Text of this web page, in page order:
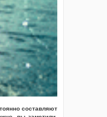
составляют